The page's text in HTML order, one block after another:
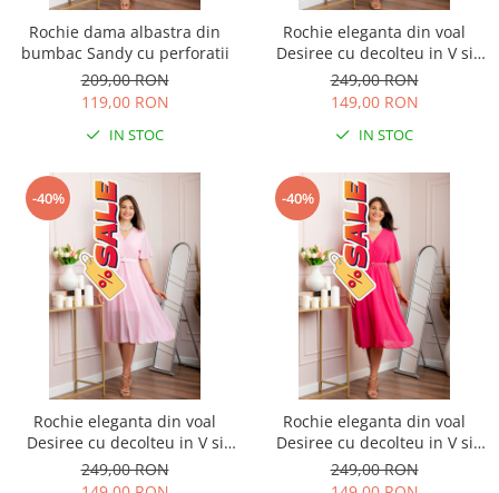
Rochie dama albastra din
bumbac Sandy cu perforatii
209,00 RON
119,00 RON
IN STOC
Rochie eleganta din voal
Desiree cu decolteu in V si
curea - Grena
249,00 RON
149,00 RON
IN STOC
-40%
Rochie eleganta din voal
Desiree cu decolteu in V si
curea - Roz pastel
249,00 RON
-40%
Rochie eleganta din voal
Desiree cu decolteu in V si
curea - Ciclam
249,00 RON